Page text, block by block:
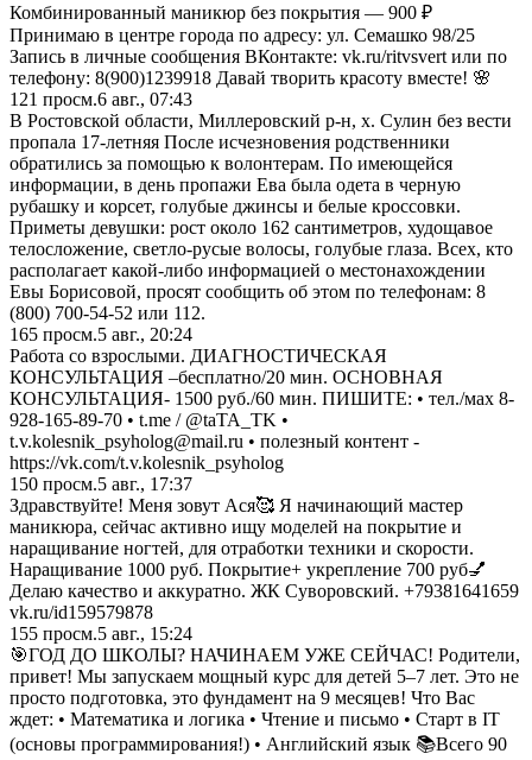
Комбинированный маникюр без покрытия — 900 ₽
Принимаю в центре города по адресу: ул. Семашко 98/25
Запись в личные сообщения ВКонтакте: vk.ru/ritvsvert или по
телефону: 8(900)1239918 Давай творить красоту вместе! 🌸
121 просм.6 авг., 07:43
В Ростовской области, Миллеровский р-н, х. Сулин без вести
пропала 17-летняя После исчезновения родственники
обратились за помощью к волонтерам. По имеющейся
информации, в день пропажи Ева была одета в черную
рубашку и корсет, голубые джинсы и белые кроссовки.
Приметы девушки: рост около 162 сантиметров, худощавое
телосложение, светло-русые волосы, голубые глаза. Всех, кто
располагает какой-либо информацией о местонахождении
Евы Борисовой, просят сообщить об этом по телефонам: 8
(800) 700-54-52 или 112.
165 просм.5 авг., 20:24
Работа со взрослыми. ДИАГНОСТИЧЕСКАЯ
КОНСУЛЬТАЦИЯ –бесплатно/20 мин. ОСНОВНАЯ
КОНСУЛЬТАЦИЯ- 1500 руб./60 мин. ПИШИТЕ: • тел./мах 8-
928-165-89-70 • t.me / @taTA_TK •
t.v.kolesnik_psyholog@mail.ru • полезный контент -
https://vk.com/t.v.kolesnik_psyholog
150 просм.5 авг., 17:37
Здравствуйте! Меня зовут Ася🥰 Я начинающий мастер
маникюра, сейчас активно ищу моделей на покрытие и
наращивание ногтей, для отработки техники и скорости.
Наращивание 1000 руб. Покрытие+ укрепление 700 руб💅
Делаю качество и аккуратно. ЖК Суворовский. +79381641659
vk.ru/id159579878
155 просм.5 авг., 15:24
🎯ГОД ДО ШКОЛЫ? НАЧИНАЕМ УЖЕ СЕЙЧАС! Родители,
привет! Мы запускаем мощный курс для детей 5–7 лет. Это не
просто подготовка, это фундамент на 9 месяцев! Что Вас
ждет: • Математика и логика • Чтение и письмо • Старт в IT
(основы программирования!) • Английский язык 📚Всего 90